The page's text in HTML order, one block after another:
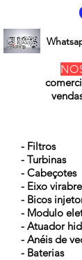
- Filtros
- Turbinas
- Cabeçotes
- Eixo
- Bicos
- Modulo
- Atuador
- Anéis de
- Baterias